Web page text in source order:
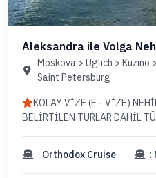
Aleksandra ile Volga
(Uçaklı Paket)
Moskova > Uglich >
Saint Petersburg
KOLAY VİZE (E - VİZE) NEHİR GÜZERGAHINDA
: Orthodox Cruise :